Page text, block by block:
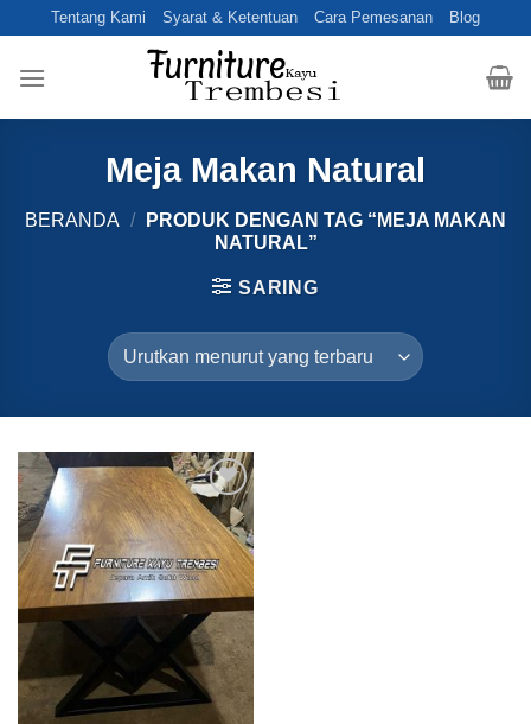
content
Tentang Kami Syarat & Ketentuan Cara Pemesanan Blog
Meja Makan Natural
BERANDA /
PRODUK DENGAN TAG “MEJA MAKAN
NATURAL”
SARING